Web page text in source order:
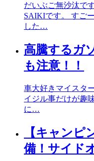
だいぶご無沙汰で
SAIKIです。 すご
した…
高騰するガ
も注意！！
車大好きマイスタ
イジル事だけが趣
に…
【キャンピ
備！サイド